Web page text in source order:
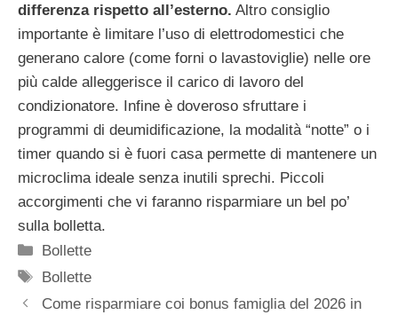
differenza rispetto all’esterno. Altro consiglio
importante è limitare l’uso di elettrodomestici che
generano calore (come forni o lavastoviglie) nelle ore
più calde alleggerisce il carico di lavoro del
condizionatore. Infine è doveroso sfruttare i
programmi di deumidificazione, la modalità “notte” o i
timer quando si è fuori casa permette di mantenere un
microclima ideale senza inutili sprechi. Piccoli
accorgimenti che vi faranno risparmiare un bel po’
sulla bolletta.
Categorie
Bollette
Tag
Bollette
Come risparmiare coi bonus famiglia del 2026 in